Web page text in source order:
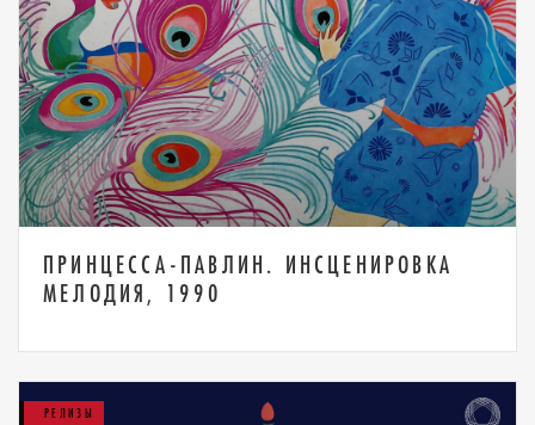
ПРИНЦЕССА-ПАВЛИН. ИНСЦЕНИРОВКА
МЕЛОДИЯ, 1990
РЕЛИЗЫ